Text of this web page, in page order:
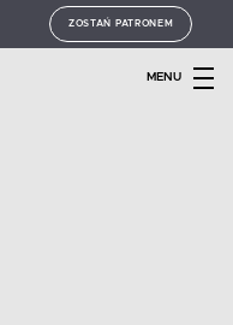
ZOSTAŃ PATRONEM
MENU